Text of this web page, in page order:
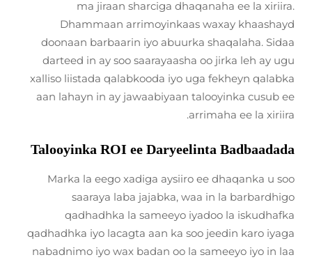
ma jiraan sharciga dhaqanaha ee la xiriira.
Dhammaan arrimoyinkaas waxay khaashayd
doonaan barbaarin iyo abuurka shaqalaha. Sidaa
darteed in ay soo saarayaasha oo jirka leh ay ugu
xalliso liistada qalabkooda iyo uga fekheyn qalabka
aan lahayn in ay jawaabiyaan talooyinka cusub ee
arrimaha ee la xiriira.
Talooyinka ROI ee Daryeelinta Badbaadada
Marka la eego xadiga aysiiro ee dhaqanka u soo
saaraya laba jajabka, waa in la barbardhigo
qadhadhka la sameeyo iyadoo la iskudhafka
qadhadhka iyo lacagta aan ka soo jeedin karo iyaga
nabadnimo iyo wax badan oo la sameeyo iyo in laa